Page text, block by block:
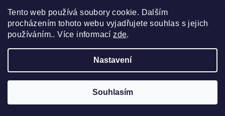
Tento web používá soubory cookie. Dalším
procházením tohoto webu vyjadřujete souhlas s jejich
používáním.. Více informacízde.
Nastavení
Souhlasím
vyhrazena.
Vytvořil Shoptet